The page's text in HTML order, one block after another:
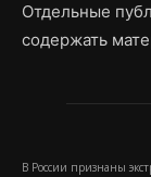
Отдельные
содержать
В России признаны